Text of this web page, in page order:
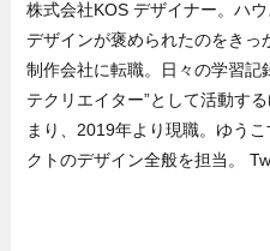
株式会社KOS デザイナー。ハ
デザインが褒められたのをき
制作会社に転職。日々の学習記
テクリエイター”として活動す
まり、2019年より現職。ゆう
クトのデザイン全般を担当。